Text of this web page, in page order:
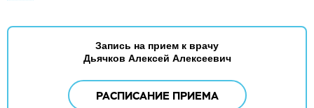
Запись на прием к врачу
Дьячков Алексей Алексеевич
РАСПИСАНИЕ ПРИЕМА